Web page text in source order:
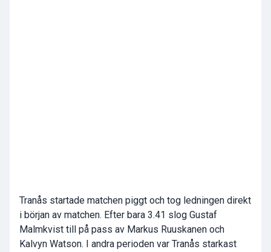
Tranås startade matchen piggt och tog ledningen direkt
i början av matchen. Efter bara 3.41 slog Gustaf
Malmkvist till på pass av Markus Ruuskanen och
Kalvyn Watson. I andra perioden var Tranås starkast